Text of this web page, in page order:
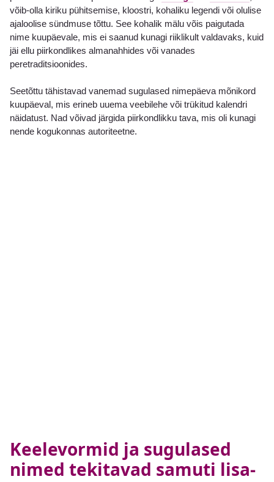
võib-olla kiriku pühitsemise, kloostri, kohaliku legendi või olulise
ajaloolise sündmuse tõttu. See kohalik mälu võis paigutada
nime kuupäevale, mis ei saanud kunagi riiklikult valdavaks, kuid
jäi ellu piirkondlikes almanahhides või vanades
peretraditsioonides.
Seetõttu tähistavad vanemad sugulased nimepäeva mõnikord
kuupäeval, mis erineb uuema veebilehe või trükitud kalendri
näidatust. Nad võivad järgida piirkondlikku tava, mis oli kunagi
nende kogukonnas autoriteetne.
Keelevormid ja sugulased
nimed tekitavad samuti lisa-